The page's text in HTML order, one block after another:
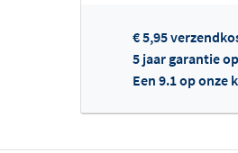
€ 5,95
5 jaar garantie
Een 9.1 op onze